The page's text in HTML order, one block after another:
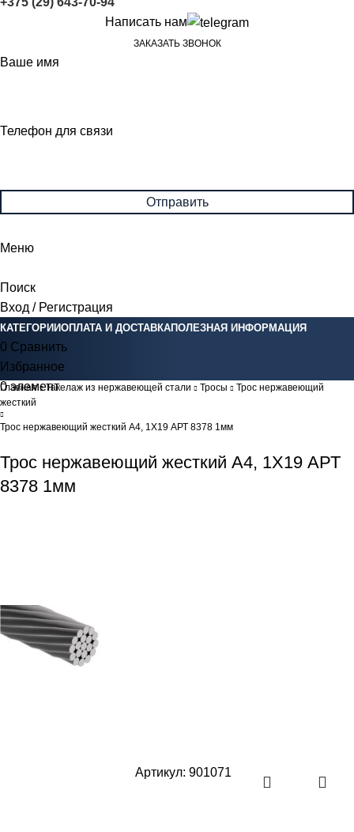
Написать нам
ЗАКАЗАТЬ ЗВОНОК
Ваше имя
Телефон для связи
Меню
Поиск
Вход / Регистрация
КАТЕГОРИИОПЛАТА И ДОСТАВКАПОЛЕЗНАЯ ИНФОРМАЦИЯ
0 Сравнить
Избранное
0элемент 0Br
Главная Такелаж из нержавеющей стали Тросы
Трос нержавеющий
жесткий
Трос нержавеющий жесткий А4, 1Х19 АРТ 8378 1мм
Трос нержавеющий жесткий А4, 1Х19 АРТ
8378 1мм
Артикул: 901071